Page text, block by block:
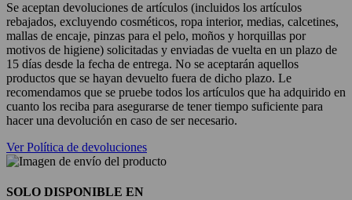
Se aceptan devoluciones de artículos (incluidos los artículos
rebajados, excluyendo cosméticos, ropa interior, medias, calcetines,
mallas de encaje, pinzas para el pelo, moños y horquillas por
motivos de higiene) solicitadas y enviadas de vuelta en un plazo de
15 días desde la fecha de entrega. No se aceptarán aquellos
productos que se hayan devuelto fuera de dicho plazo. Le
recomendamos que se pruebe todos los artículos que ha adquirido en
cuanto los reciba para asegurarse de tener tiempo suficiente para
hacer una devolución en caso de ser necesario.
Ver Política de devoluciones
SOLO DISPONIBLE EN